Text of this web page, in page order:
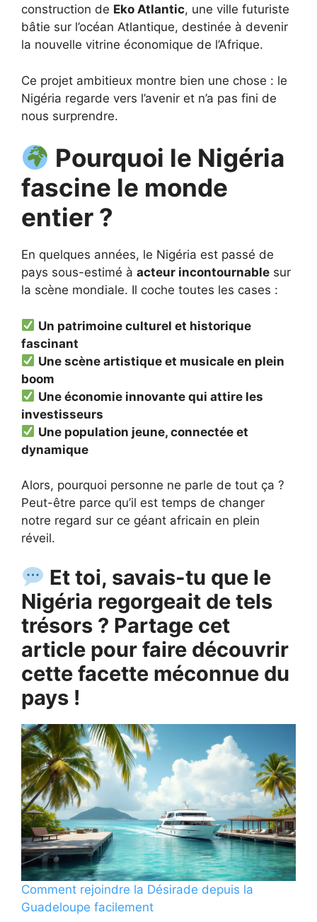
construction de Eko Atlantic, une ville futuriste
bâtie sur l’océan Atlantique, destinée à devenir
la nouvelle vitrine économique de l’Afrique.
Ce projet ambitieux montre bien une chose : le
Nigéria regarde vers l’avenir et n’a pas fini de
nous surprendre.
Pourquoi le Nigéria
fascine le monde
entier ?
En quelques années, le Nigéria est passé de
pays sous-estimé à acteur incontournable sur
la scène mondiale. Il coche toutes les cases :
Un patrimoine culturel et historique
fascinant
Une scène artistique et musicale en plein
boom
Une économie innovante qui attire les
investisseurs
Une population jeune, connectée et
dynamique
Alors, pourquoi personne ne parle de tout ça ?
Peut-être parce qu’il est temps de changer
notre regard sur ce géant africain en plein
réveil.
Et toi, savais-tu que le
Nigéria regorgeait de tels
trésors ? Partage cet
article pour faire découvrir
cette facette méconnue du
pays !
Comment rejoindre la Désirade depuis la
Guadeloupe facilement